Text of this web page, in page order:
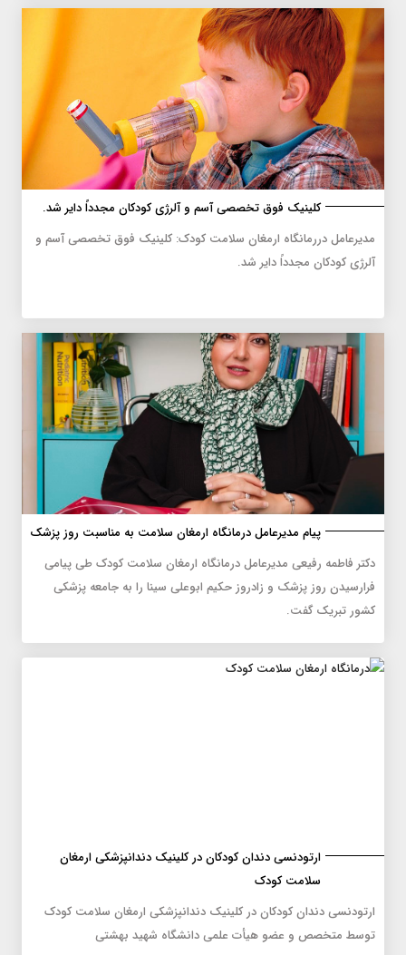
کلینیک فوق تخصصی آسم و آلرژی کودکان مجدداً دایر شد.
مدیرعامل دررمانگاه ارمغان سلامت کودک: کلینیک فوق تخصصی آسم و
آلرژی کودکان مجدداً دایر شد.
پیام مدیرعامل درمانگاه ارمغان سلامت به مناسبت روز پزشک
دکتر فاطمه رفیعی مدیرعامل درمانگاه ارمغان سلامت کودک طی پیامی
فرارسیدن روز پزشک و زادروز حکیم ابوعلی سینا را به جامعه پزشکی
کشور تبریک گفت.
ارتودنسی دندان کودکان در کلینیک دندانپزشکی ارمغان
سلامت کودک
ارتودنسی دندان کودکان در کلینیک دندانپزشکی ارمغان سلامت کودک
توسط متخصص و عضو هیأت علمی دانشگاه شهید بهشتی